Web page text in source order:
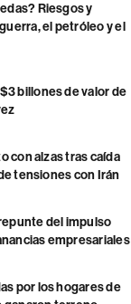
Riesgos y
el petróleo y el
billones de valor de
con alzas tras caída
tensiones con Irán
del impulso
empresariales
por los hogares de